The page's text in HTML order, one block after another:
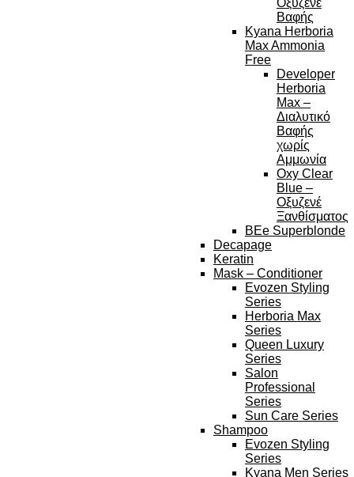
Οξυζενέ
Βαφής
Kyana Herboria
Max Ammonia
Free
Developer
Herboria
Max –
Διαλυτικό
Βαφής
χωρίς
Αμμωνία
Oxy Clear
Blue –
Οξυζενέ
Ξανθίσματος
BEe Superblonde
Decapage
Keratin
Mask – Conditioner
Evozen Styling
Series
Herboria Max
Series
Queen Luxury
Series
Salon
Professional
Series
Sun Care Series
Shampoo
Evozen Styling
Series
Kyana Men Series